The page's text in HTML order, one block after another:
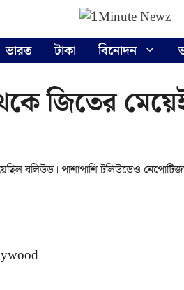
ভারত টাকা বিনোদন
জিতের
বলিউড। পাশাপাশি টলিউডেও